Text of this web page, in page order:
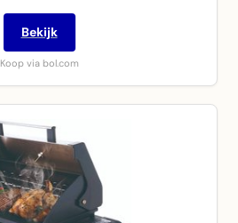
Bekijk
Koop via bol.com